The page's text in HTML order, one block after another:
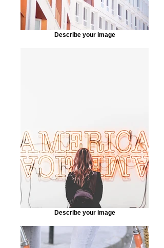
Describe your image
Describe your image